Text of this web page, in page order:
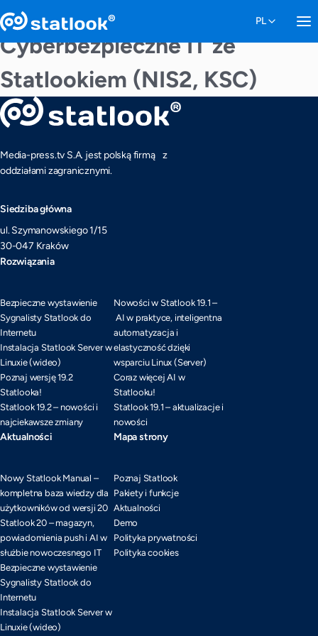
Cyberbezpieczne IT ze
Statlookiem (NIS2, KSC)
Media-press.tv S.A. jest polską firmą z
oddziałami zagranicznymi.
Siedziba główna
ul. Szymanowskiego 1/15
30-047 Kraków
Rozwiązania
Bezpieczne wystawienie
Sygnalisty Statlook do
Internetu
Instalacja Statlook Server w
Linuxie (wideo)
Poznaj wersję 19.2
Statlooka!
Statlook 19.2 – nowości i
najciekawsze zmiany
Nowości w Statlook 19.1 –
AI w praktyce, inteligentna
automatyzacja i
elastyczność dzięki
wsparciu Linux (Server)
Coraz więcej AI w
Statlooku!
Statlook 19.1 – aktualizacje i
nowości
Aktualności
Nowy Statlook Manual –
kompletna baza wiedzy dla
użytkowników od wersji 20
Statlook 20 – magazyn,
powiadomienia push i AI w
służbie nowoczesnego IT
Bezpieczne wystawienie
Sygnalisty Statlook do
Internetu
Instalacja Statlook Server w
Linuxie (wideo)
Mapa strony
Poznaj Statlook
Pakiety i funkcje
Aktualności
Demo
Polityka prywatności
Polityka cookies